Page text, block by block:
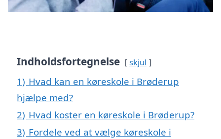
Indholdsfortegnelse skjul
1) Hvad kan en køreskole i Brøderup
hjælpe med?
2) Hvad koster en køreskole i Brøderup?
3) Fordele ved at vælge køreskole i